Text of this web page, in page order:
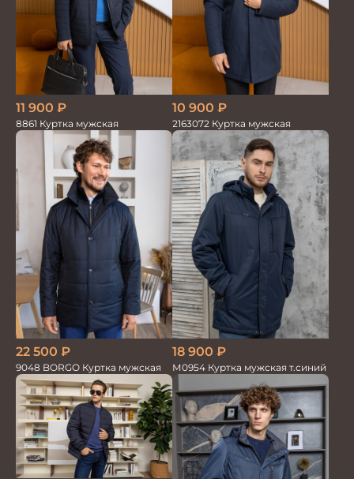
11 900 ₽
8861 Куртка мужская
10 900 ₽
2163072 Куртка мужская
22 500 ₽
9048 BORGO Куртка мужская
18 900 ₽
М0954 Куртка мужская т.синий